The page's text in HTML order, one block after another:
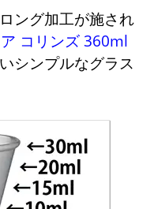
ング加工が施され
コリンズ 360ml
シンプルなグラス